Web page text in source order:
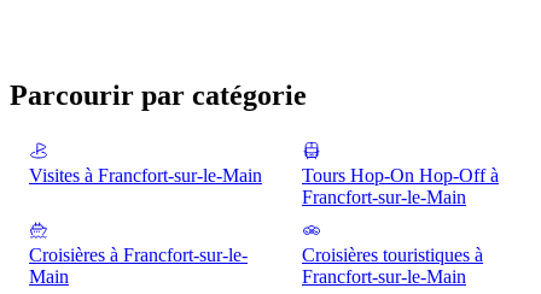
Parcourir par catégorie
Visites à Francfort-sur-le-Main
Tours Hop-On Hop-Off à
Francfort-sur-le-Main
Croisières à Francfort-sur-le-
Main
Croisières touristiques à
Francfort-sur-le-Main